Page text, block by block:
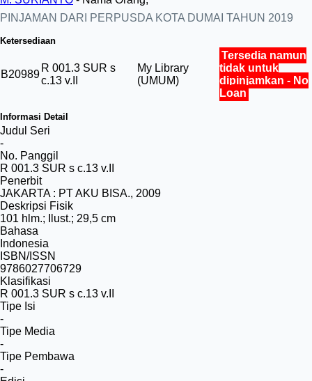
PINJAMAN DARI PERPUSDA KOTA DUMAI TAHUN 2019
Ketersediaan
B20989
R 001.3 SUR s
c.13 v.II
My Library
(UMUM)
Tersedia namun
tidak untuk
dipinjamkan - No
Loan
Informasi Detail
Judul Seri
-
No. Panggil
R 001.3 SUR s c.13 v.II
Penerbit
JAKARTA: PT AKU BISA., 2009
Deskripsi Fisik
101 hlm.; Ilust.; 29,5 cm
Bahasa
Indonesia
ISBN/ISSN
9786027706729
Klasifikasi
R 001.3 SUR s c.13 v.II
Tipe Isi
-
Tipe Media
-
Tipe Pembawa
-